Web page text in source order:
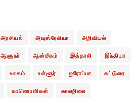
அரசியல் அவுஸ்ரேலியா அறிவியல்
ஆளுநர் ஆன்மீகம் இத்தாலி இந்தியா
உலகம் உள்ளூர் ஐரோப்பா கட்டுரை
காணொளிகள் காலநிலை